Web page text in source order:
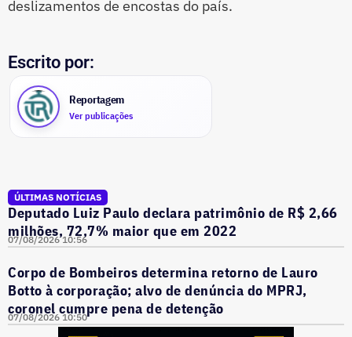
deslizamentos de encostas do país.
Escrito por:
Reportagem
Ver publicações
ÚLTIMAS NOTÍCIAS
Deputado Luiz Paulo declara patrimônio de R$ 2,66
milhões, 72,7% maior que em 2022
07/08/2026 10:56
Corpo de Bombeiros determina retorno de Lauro
Botto à corporação; alvo de denúncia do MPRJ,
coronel cumpre pena de detenção
07/08/2026 10:50